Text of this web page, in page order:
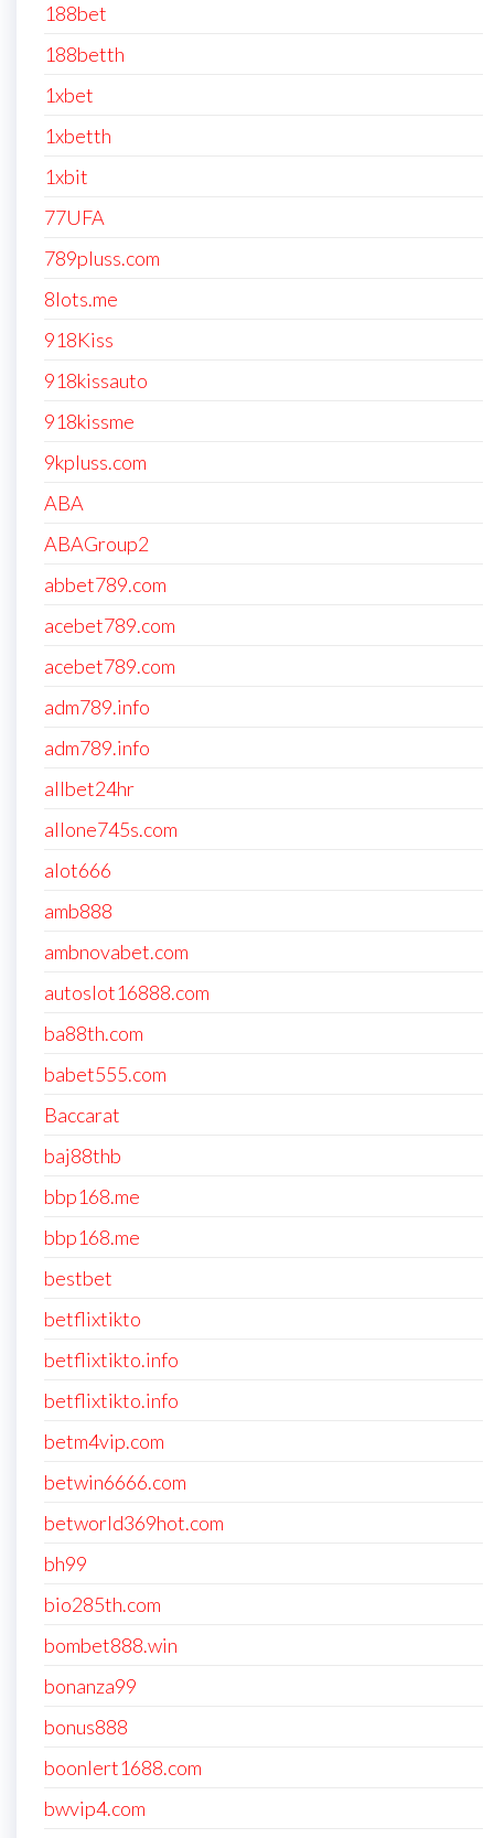
188bet
188betth
1xbet
1xbetth
1xbit
77UFA
789pluss.com
8lots.me
918Kiss
918kissauto
918kissme
9kpluss.com
ABA
ABAGroup2
abbet789.com
acebet789.com
acebet789.com
adm789.info
adm789.info
allbet24hr
allone745s.com
alot666
amb888
ambnovabet.com
autoslot16888.com
ba88th.com
babet555.com
Baccarat
baj88thb
bbp168.me
bbp168.me
bestbet
betflixtikto
betflixtikto.info
betflixtikto.info
betm4vip.com
betwin6666.com
betworld369hot.com
bh99
bio285th.com
bombet888.win
bonanza99
bonus888
boonlert1688.com
bwvip4.com